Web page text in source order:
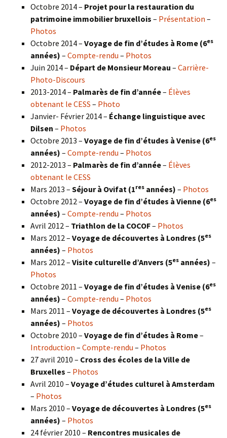
Octobre 2014 – Projet pour la restauration du
patrimoine immobilier bruxellois – Présentation –
Photos
Octobre 2014 – Voyage de fin d’études à Rome (6es
années) – Compte-rendu – Photos
Juin 2014 – Départ de Monsieur Moreau – Carrière-
Photo-Discours
2013-2014 – Palmarès de fin d’année– Élèves
obtenant le CESS – Photo
Janvier- Février 2014 – Échange linguistique avec
Dilsen – Photos
Octobre 2013 – Voyage de fin d’études à Venise (6es
années) – Compte-rendu – Photos
2012-2013 – Palmarès de fin d’année– Élèves
obtenant le CESS
Mars 2013 – Séjour à Ovifat (1res années) – Photos
Octobre 2012 – Voyage de fin d’études à Vienne (6es
années) – Compte-rendu – Photos
Avril 2012 – Triathlon de la COCOF– Photos
Mars 2012 – Voyage de découvertes à Londres (5es
années) – Photos
Mars 2012 – Visite culturelle d’Anvers (5es années) –
Photos
Octobre 2011 – Voyage de fin d’études à Venise (6es
années) – Compte-rendu – Photos
Mars 2011 – Voyage de découvertes à Londres (5es
années) – Photos
Octobre 2010 – Voyage de fin d’études à Rome–
Introduction – Compte-rendu – Photos
27 avril 2010 – Cross des écoles de la Ville de
Bruxelles – Photos
Avril 2010 – Voyage d’études culturel à Amsterdam
– Photos
Mars 2010 – Voyage de découvertes à Londres (5es
années) – Photos
24 février 2010 – Rencontres musicales de